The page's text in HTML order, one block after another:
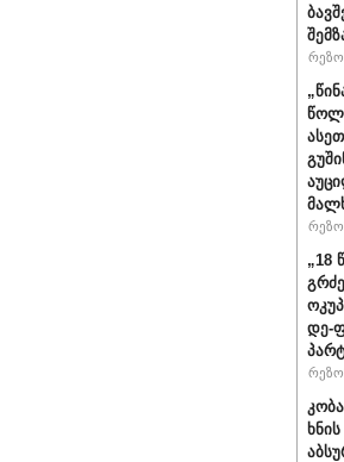
„18
დე-